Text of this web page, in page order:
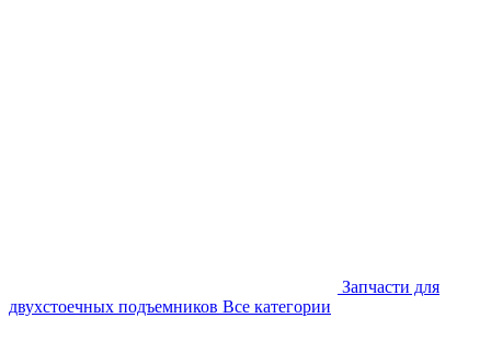
Запчасти для
двухстоечных подъемников Все категории